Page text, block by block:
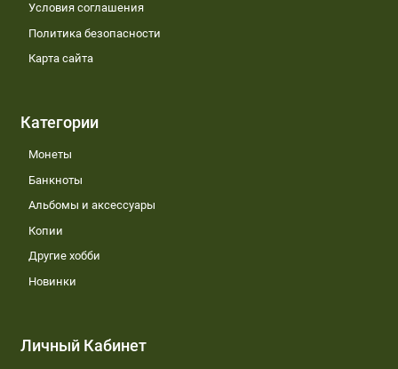
Условия соглашения
Политика безопасности
Карта сайта
Категории
Монеты
Банкноты
Альбомы и аксессуары
Копии
Другие хобби
Новинки
Личный Кабинет